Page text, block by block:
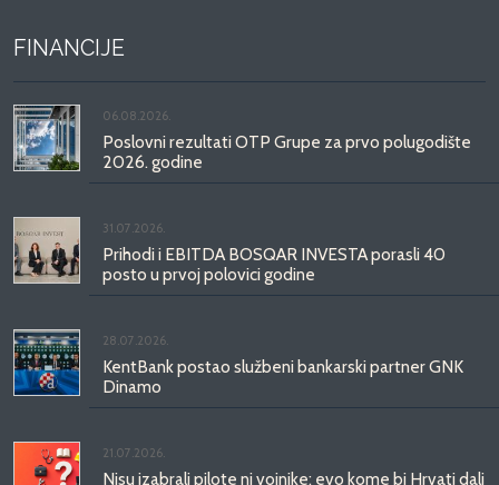
FINANCIJE
06.08.2026.
Poslovni rezultati OTP Grupe za prvo polugodište
2026. godine
31.07.2026.
Prihodi i EBITDA BOSQAR INVESTA porasli 40
posto u prvoj polovici godine
28.07.2026.
KentBank postao službeni bankarski partner GNK
Dinamo
21.07.2026.
Nisu izabrali pilote ni vojnike: evo kome bi Hrvati dali